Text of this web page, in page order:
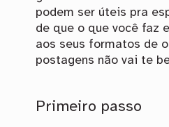
podem ser úteis pra
de que o que você faz
aos seus formatos de
postagens não vai te
Primeiro passo